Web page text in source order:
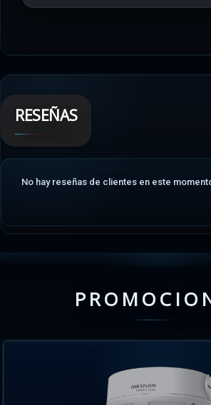
RESEÑAS
No hay reseñas de clientes en este